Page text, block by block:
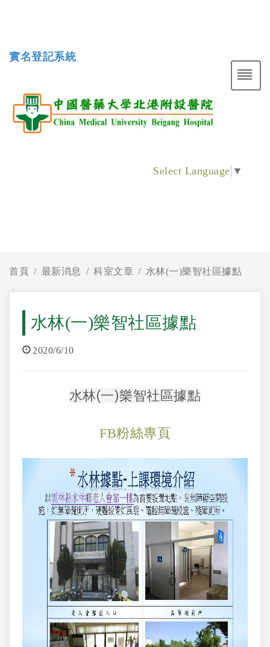
實名登記系統
Select Language ▼
首頁 最新消息 科室文章 水林(一)樂智社區據點
水林(一)樂智社區據點
2020/6/10
水林(一)樂智社區據點
FB粉絲專頁